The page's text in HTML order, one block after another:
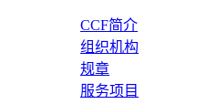
CCF简介
组织机构
规章
服务项目